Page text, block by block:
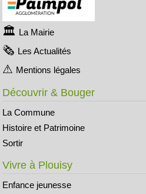
La Mairie
Les Actualités
Mentions légales
Découvrir & Bouger
La Commune
Histoire et Patrimoine
Sortir
Vivre à Plouisy
Enfance jeunesse